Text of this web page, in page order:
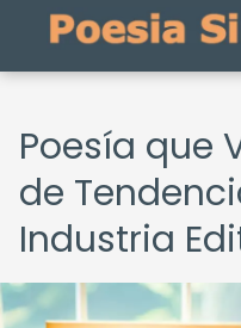
Poesía que
de
Industria